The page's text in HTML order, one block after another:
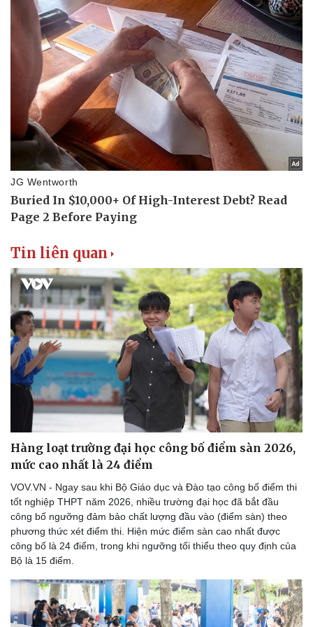
Tin liên quan
Hàng loạt trường đại học công bố điểm sàn 2026,
mức cao nhất là 24 điểm
VOV.VN - Ngay sau khi Bộ Giáo dục và Đào tạo công bố điểm thi
tốt nghiệp THPT năm 2026, nhiều trường đại học đã bắt đầu
công bố ngưỡng đảm bảo chất lượng đầu vào (điểm sàn) theo
phương thức xét điểm thi. Hiện mức điểm sàn cao nhất được
công bố là 24 điểm, trong khi ngưỡng tối thiểu theo quy định của
Bộ là 15 điểm.